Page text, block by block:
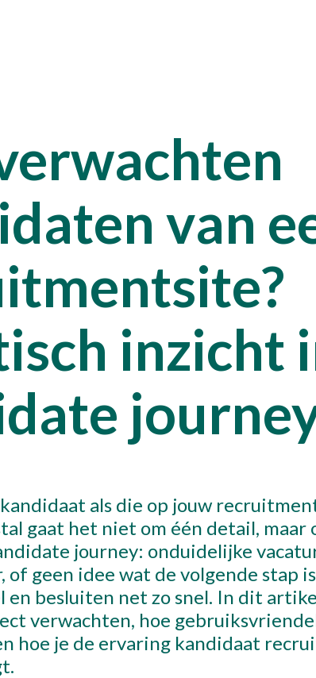
van
inzicht
als die op jouw
gaat het niet om één detail, maar
journey: onduidelijke
geen idee wat de volgende stap
en besluiten net zo snel. In dit
verwachten, hoe
hoe je de ervaring kandidaat